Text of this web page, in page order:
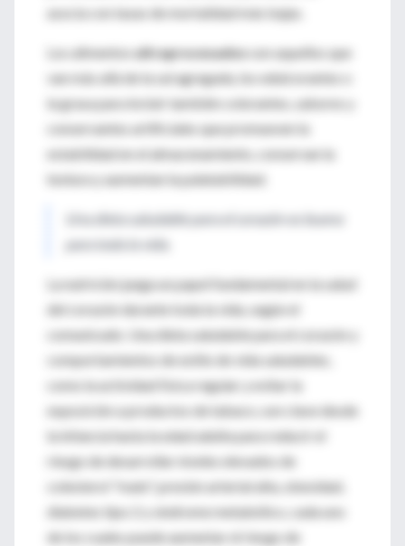
asocia con tasas de mortalidad más bajas.
Los alimentosultraprocesados ​​ son aquellos que
van más allá de la sal agregada, los edulcorantes o
la grasa para incluir también colorantes, sabores y
conservantes artificiales que promueven la
estabilidad en el almacenamiento, conservan la
textura y aumentan la palatabilidad.
Una dieta saludable para el corazón es buena
para toda la vida.
La nutrición juega un papel fundamental en la salud
del corazón durante toda la vida, según el
comunicado. Una dieta saludable para el corazón y
comportamientos de estilo de vida saludables,
como la actividad física regular y evitar la
exposición a productos de tabaco, son clave desde
la infancia hasta la edad adulta para reducir el
riesgo de desarrollar niveles elevados de
colesterol "malo", presión arterial alta, obesidad,
diabetes tipo 2 y síndrome metabólico, cada uno
de los cuales puede aumentar el riesgo de